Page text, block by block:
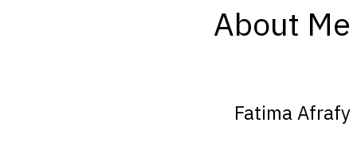
About Me
Fatima Afrafy